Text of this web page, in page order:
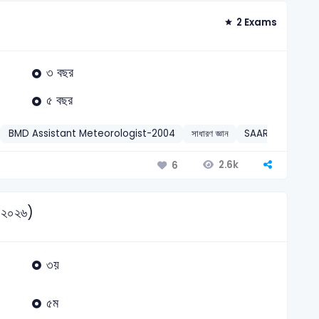
2 Exams
৩ বছর
৫ বছর
BMD Assistant Meteorologist-2004 সাধারণ জ্ঞান SAARC-সার্ক
6 2.6k
২০২৬)
৩য়
৫ম